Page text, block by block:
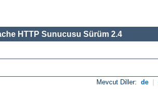
HTTP Sunucusu Sürüm 2.4
Mevcut Diller: de